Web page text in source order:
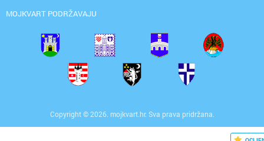
MOJKVART PODRŽAVAJU
Copyright © 2026. mojkvart.hr. Sva prava pridržana.